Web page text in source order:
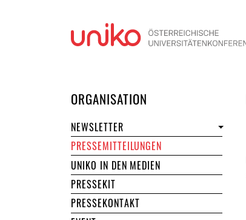
ORGANISATION
NEWSLETTER
PRESSEMITTEILUNGEN
UNIKO IN DEN MEDIEN
PRESSEKIT
PRESSEKONTAKT